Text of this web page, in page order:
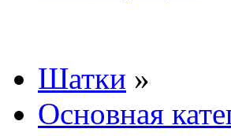
Шатки »
Основная